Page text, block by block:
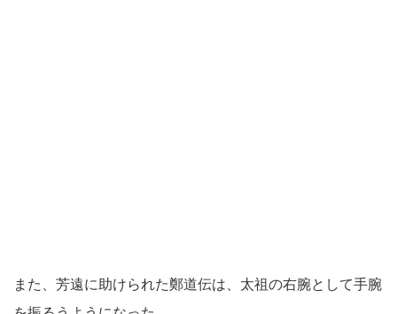
また、芳遠に助けられた鄭道伝は、太祖の右腕として手腕